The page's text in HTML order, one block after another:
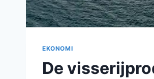
EKONOMI
De